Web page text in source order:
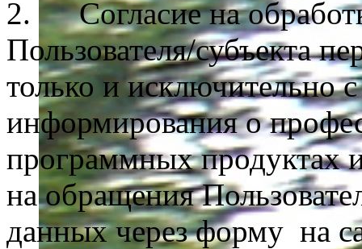
2. Согласие на
Пользователя/субъекта
только и исключительно
информирования о
программных продуктах
на обращения
данных через форму на